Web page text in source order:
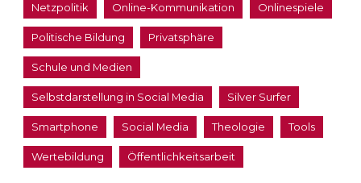
Netzpolitik Online-Kommunikation Onlinespiele
Politische Bildung Privatsphäre
Schule und Medien
Selbstdarstellung in Social Media Silver Surfer
Smartphone Social Media Theologie Tools
Wertebildung Öffentlichkeitsarbeit